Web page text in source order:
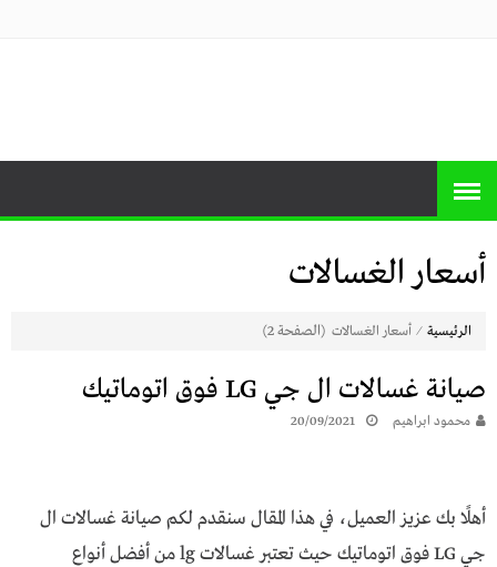
هوم
أسعار الغسالات
الرئيسية ⁄ أسعار الغسالات (الصفحة 2)
صيانة غسالات ال جي LG فوق اتوماتيك
محمود ابراهيم 20/09/2021
أهلًا بك عزيز العميل، في هذا المقال سنقدم لكم صيانة غسالات ال
جي LG فوق اتوماتيك حيث تعتبر غسالات lg من أفضل أنواع